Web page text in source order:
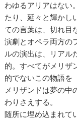
わゆるアリアはない
たり、延々と輝かし
ての言葉は、切れ目
演劇とオペラ両方の
ルの演出は、リアル
的。すべてがメリザ
的でないこの物語を
メリザンドは夢の中
わりさえする。
随所に埋め込まれて